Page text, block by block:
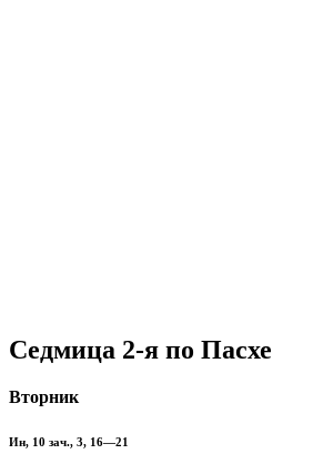
Седмица 2-я по Пасхе
Вторник
Ин, 10 зач., 3, 16—21